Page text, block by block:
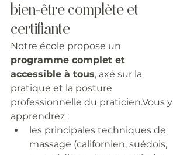
bien-être complète et
certifiante
Notre école propose un
programme complet et
accessible à tous, axé sur la
pratique et la posture
professionnelle du praticien.Vous y
apprendrez :
les principales techniques de
massage (californien, suédois,